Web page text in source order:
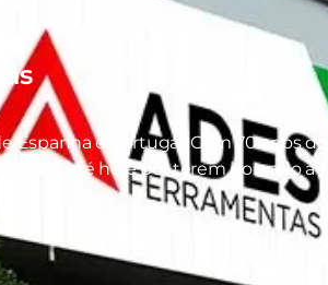
Espanha e Portugal. Com 70 anos
até hoje por terem honrado a